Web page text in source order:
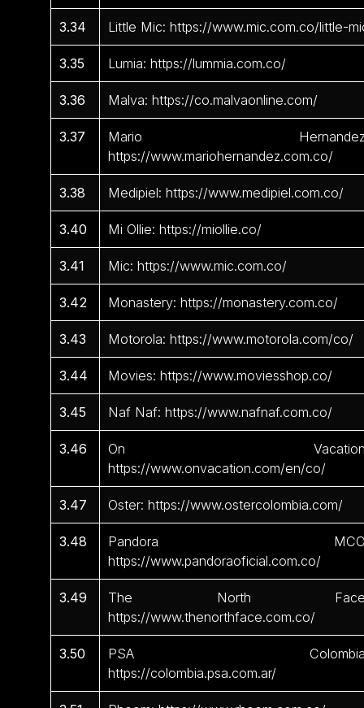
3.34 Little Mic: https://www.mic.com.co/little-
3.35 Lumia: https://lummia.com.co/
3.36 Malva: https://co.malvaonline.com/
3.37
Mario
https://www.mariohernandez.com.co/
3.38 Medipiel: https://www.medipiel.com.co/
3.40 Mi Ollie: https://miollie.co/
3.41 Mic: https://www.mic.com.co/
3.42 Monastery: https://monastery.com.co/
3.43 Motorola: https://www.motorola.com/co/
3.44 Movies: https://www.moviesshop.co/
3.45 Naf Naf: https://www.nafnaf.com.co/
3.46
On
https://www.onvacation.com/en/co/
3.47 Oster: https://www.ostercolombia.com/
3.48
Pandora
https://www.pandoraoficial.com.co/
3.49
The North
https://www.thenorthface.com.co/
3.50
PSA
https://colombia.psa.com.ar/